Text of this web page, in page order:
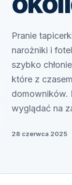
Pranie
narożniki i
szybko
które z
domowników.
wyglądać na
28 czerwca 2025